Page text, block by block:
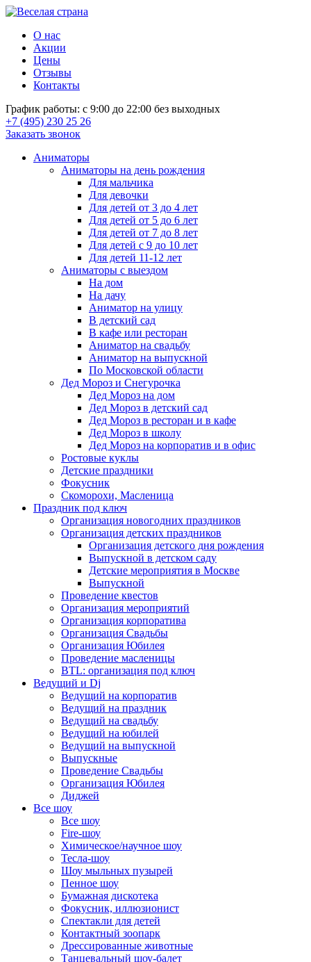
О нас
Акции
Цены
Отзывы
Контакты
График работы: с 9:00 до 22:00 без выходных
+7 (495) 230 25 26
Заказать звонок
Аниматоры
Аниматоры на день рождения
Для мальчика
Для девочки
Для детей от 3 до 4 лет
Для детей от 5 до 6 лет
Для детей от 7 до 8 лет
Для детей с 9 до 10 лет
Для детей 11-12 лет
Аниматоры с выездом
На дом
На дачу
Аниматор на улицу
В детский сад
В кафе или ресторан
Аниматор на свадьбу
Аниматор на выпускной
По Московской области
Дед Мороз и Снегурочка
Дед Мороз на дом
Дед Мороз в детский сад
Дед Мороз в ресторан и в кафе
Дед Мороз в школу
Дед Мороз на корпоратив и в офис
Ростовые куклы
Детские праздники
Фокусник
Скоморохи, Масленица
Праздник под ключ
Организация новогодних праздников
Организация детских праздников
Организация детского дня рождения
Выпускной в детском саду
Детские мероприятия в Москве
Выпускной
Проведение квестов
Организация мероприятий
Организация корпоратива
Организация Свадьбы
Организация Юбилея
Проведение масленицы
BTL: организация под ключ
Ведущий и Dj
Ведущий на корпоратив
Ведущий на праздник
Ведущий на свадьбу
Ведущий на юбилей
Ведущий на выпускной
Выпускные
Проведение Свадьбы
Организация Юбилея
Диджей
Все шоу
Все шоу
Fire-шоу
Химическое/научное шоу
Тесла-шоу
Шоу мыльных пузырей
Пенное шоу
Бумажная дискотека
Фокусник, иллюзионист
Спектакли для детей
Контактный зоопарк
Дрессированные животные
Танцевальный шоу-балет